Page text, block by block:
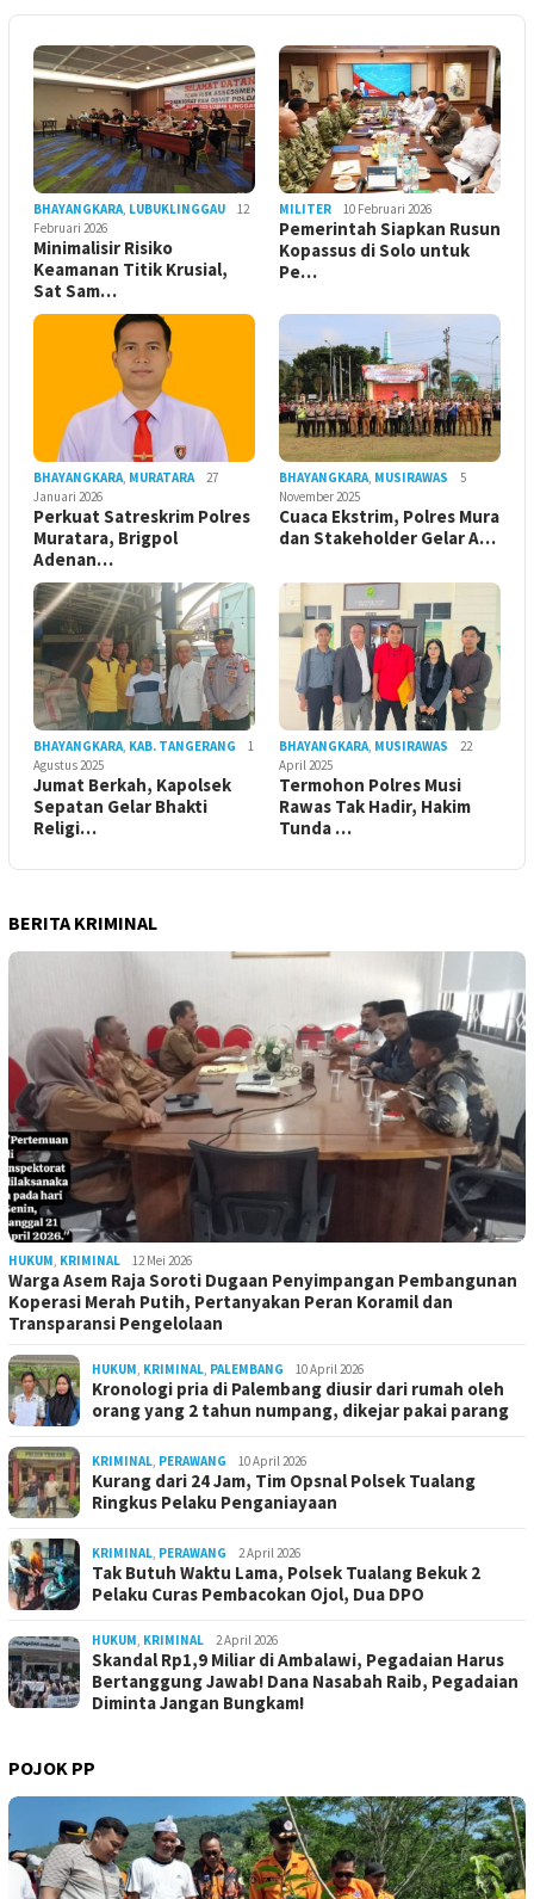
BHAYANGKARA, LUBUKLINGGAU
12
Februari 2026
Minimalisir Risiko
Keamanan Titik Krusial,
Sat Sam…
MILITER 10 Februari 2026
Pemerintah Siapkan Rusun
Kopassus di Solo untuk
Pe…
BHAYANGKARA, MURATARA
27
Januari 2026
Perkuat Satreskrim Polres
Muratara, Brigpol
Adenan…
BHAYANGKARA, MUSIRAWAS
5
November 2025
Cuaca Ekstrim, Polres Mura
dan Stakeholder Gelar A…
BHAYANGKARA, KAB. TANGERANG
1
Agustus 2025
Jumat Berkah, Kapolsek
Sepatan Gelar Bhakti
Religi…
BHAYANGKARA, MUSIRAWAS
22
April 2025
Termohon Polres Musi
Rawas Tak Hadir, Hakim
Tunda …
BERITA KRIMINAL
HUKUM, KRIMINAL 12 Mei 2026
Warga Asem Raja Soroti Dugaan Penyimpangan Pembangunan
Koperasi Merah Putih, Pertanyakan Peran Koramil dan
Transparansi Pengelolaan
HUKUM, KRIMINAL, PALEMBANG 10 April 2026
Kronologi pria di Palembang diusir dari rumah oleh
orang yang 2 tahun numpang, dikejar pakai parang
KRIMINAL, PERAWANG 10 April 2026
Kurang dari 24 Jam, Tim Opsnal Polsek Tualang
Ringkus Pelaku Penganiayaan
KRIMINAL, PERAWANG 2 April 2026
Tak Butuh Waktu Lama, Polsek Tualang Bekuk 2
Pelaku Curas Pembacokan Ojol, Dua DPO
HUKUM, KRIMINAL 2 April 2026
Skandal Rp1,9 Miliar di Ambalawi, Pegadaian Harus
Bertanggung Jawab! Dana Nasabah Raib, Pegadaian
Diminta Jangan Bungkam!
POJOK PP